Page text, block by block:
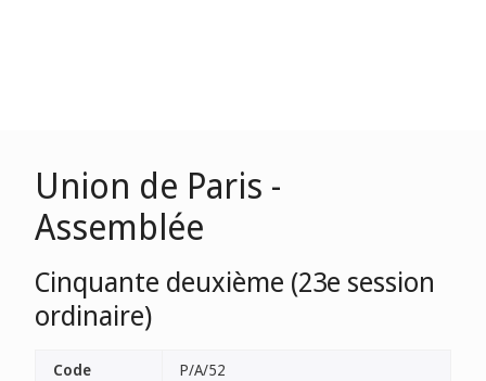
Union de Paris -
Assemblée
Cinquante deuxième (23e session
ordinaire)
Code
P/A/52